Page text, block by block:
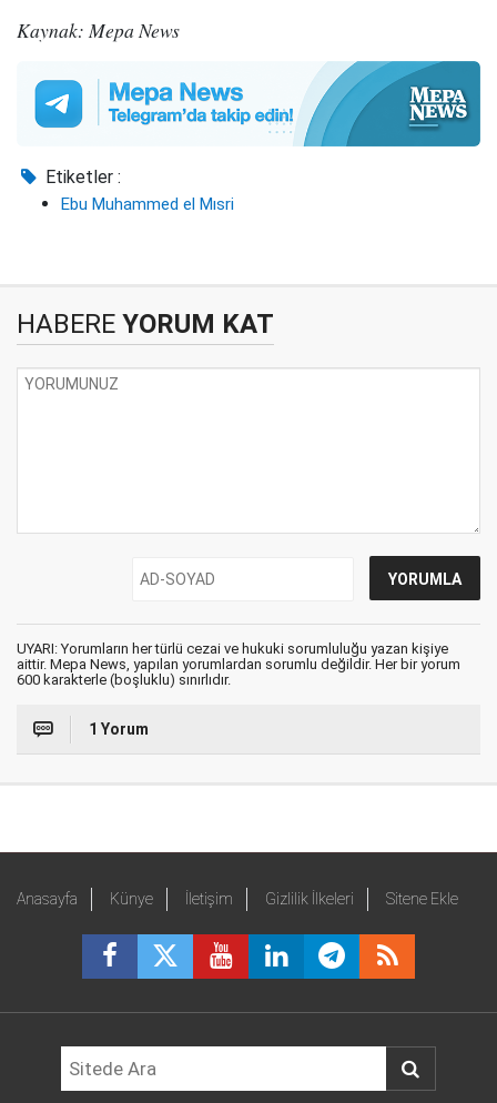
Kaynak: Mepa News
Etiketler :
Ebu Muhammed el Mısri
HABERE YORUM KAT
UYARI: Yorumların her türlü cezai ve hukuki sorumluluğu yazan kişiye
aittir. Mepa News, yapılan yorumlardan sorumlu değildir. Her bir yorum
600 karakterle (boşluklu) sınırlıdır.
1 Yorum
Anasayfa Künye İletişim Gizlilik İlkeleri Sitene Ekle